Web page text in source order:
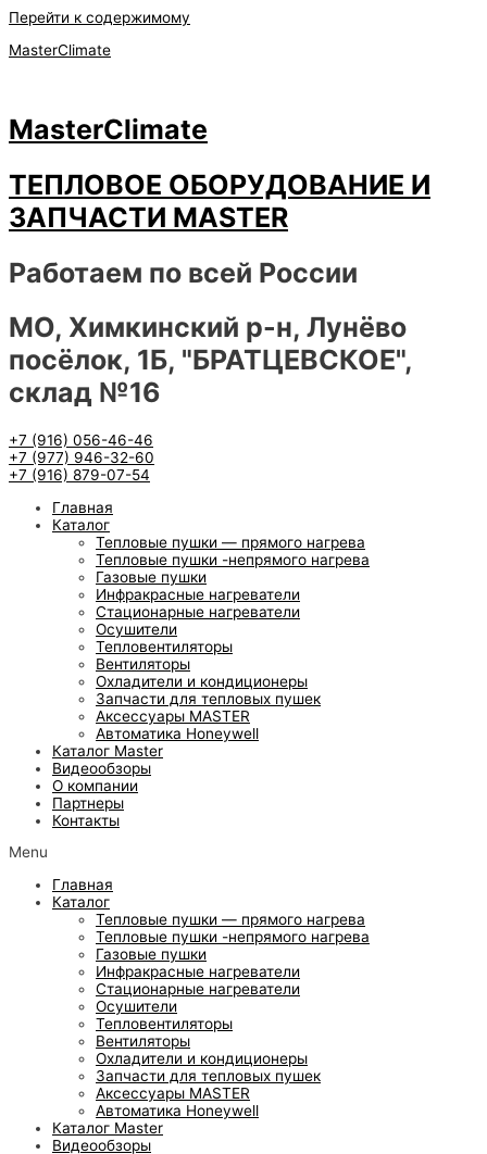
Перейти к содержимому
MasterClimate
MasterClimate
ТЕПЛОВОЕ ОБОРУДОВАНИЕ И
ЗАПЧАСТИ MASTER
Работаем по всей России
МО, Химкинский р-н, Лунёво
посёлок, 1Б, "БРАТЦЕВСКОЕ",
склад №16
+7 (916) 056-46-46
+7 (977) 946-32-60
+7 (916) 879-07-54
Главная
Каталог
Тепловые пушки — прямого нагрева
Тепловые пушки -непрямого нагрева
Газовые пушки
Инфракрасные нагреватели
Стационарные нагреватели
Осушители
Тепловентиляторы
Вентиляторы
Охладители и кондиционеры
Запчасти для тепловых пушек
Аксессуары MASTER
Автоматика Honeywell
Каталог Master
Видеообзоры
О компании
Партнеры
Контакты
Menu
Главная
Каталог
Тепловые пушки — прямого нагрева
Тепловые пушки -непрямого нагрева
Газовые пушки
Инфракрасные нагреватели
Стационарные нагреватели
Осушители
Тепловентиляторы
Вентиляторы
Охладители и кондиционеры
Запчасти для тепловых пушек
Аксессуары MASTER
Автоматика Honeywell
Каталог Master
Видеообзоры